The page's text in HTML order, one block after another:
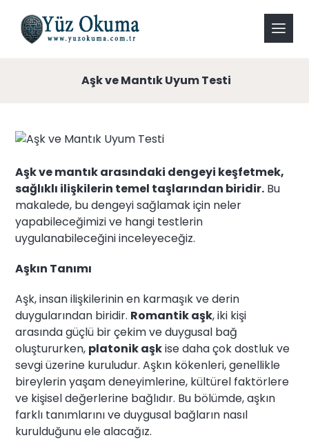
Aşk ve Mantık Uyum Testi
Aşk ve mantık arasındaki dengeyi keşfetmek,
sağlıklı ilişkilerin temel taşlarından biridir. Bu
makalede, bu dengeyi sağlamak için neler
yapabileceğimizi ve hangi testlerin
uygulanabileceğini inceleyeceğiz.
Aşkın Tanımı
Aşk, insan ilişkilerinin en karmaşık ve derin
duygularından biridir. Romantik aşk, iki kişi
arasında güçlü bir çekim ve duygusal bağ
oluştururken, platonik aşkise daha çok dostluk ve
sevgi üzerine kuruludur. Aşkın kökenleri, genellikle
bireylerin yaşam deneyimlerine, kültürel faktörlere
ve kişisel değerlerine bağlıdır. Bu bölümde, aşkın
farklı tanımlarını ve duygusal bağların nasıl
kurulduğunu ele alacağız.